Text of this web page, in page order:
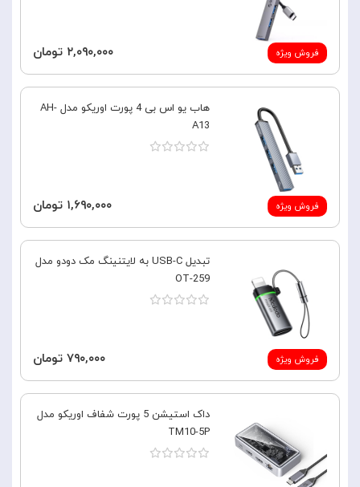
فروش ویژه ۲,۰۹۰,۰۰۰ تومان
فروش ویژه
هاب یو اس بی 4 پورت اوریکو مدل AH-
A13
۱,۶۹۰,۰۰۰ تومان
فروش ویژه
تبدیل USB-C به لایتنینگ مک دودو مدل
OT-259
۷۹۰,۰۰۰ تومان
داک استیشن 5 پورت شفاف اوریکو مدل
TM10-5P